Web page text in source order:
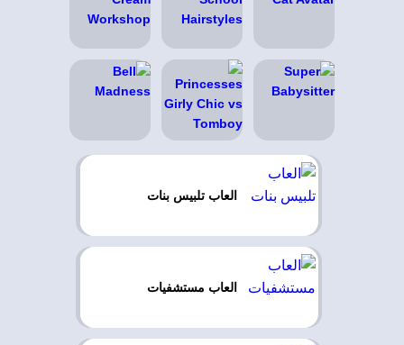
العاب تلبيس بنات
العاب مستشفيات